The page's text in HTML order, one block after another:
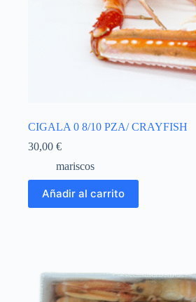
CIGALA 0 8/10 PZA/ CRAYFISH
30,00 €
mariscos
Añadir al carrito